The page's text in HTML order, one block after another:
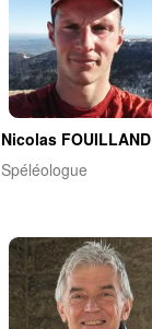
Nicolas FOUILLAND
Spéléologue